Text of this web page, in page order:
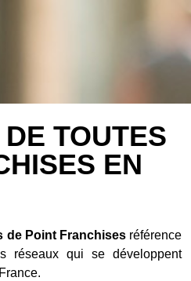
TOUTES
EN
de Point Franchisesréférence
réseaux qui se développent